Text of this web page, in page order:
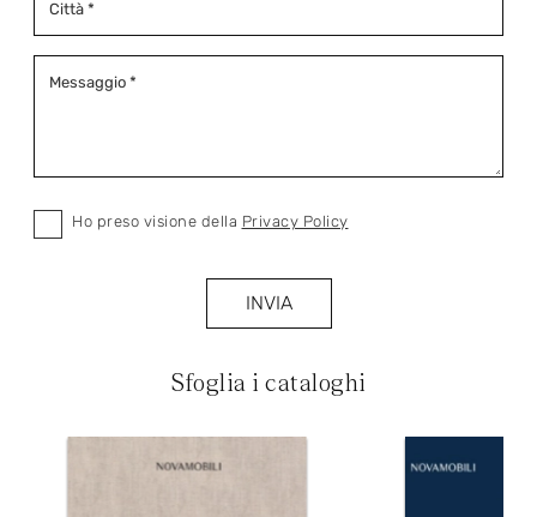
Sfoglia i cataloghi
Ho preso visione della Privacy Policy
INVIA